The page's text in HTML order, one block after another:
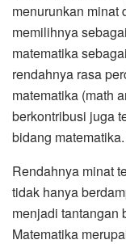
menurunkan minat
memilihnya
matematika
rendahnya rasa
matematika (math
berkontribusi juga
bidang
Rendahnya minat
tidak hanya
menjadi tantangan
Matematika